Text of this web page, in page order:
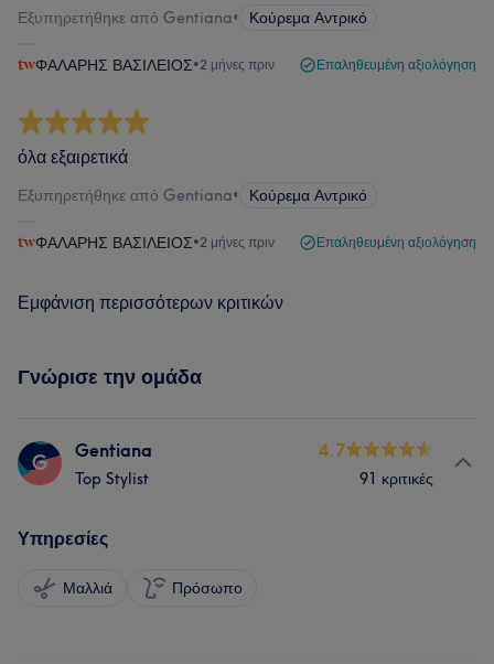
Εξυπηρετήθηκε από Gentiana• Κούρεμα Αντρικό
ΦΑΛΑΡΗΣ ΒΑΣΙΛΕΙΟΣ•2 μήνες πριν Επαληθευμένη αξιολόγηση
όλα εξαιρετικά
Εξυπηρετήθηκε από Gentiana• Κούρεμα Αντρικό
ΦΑΛΑΡΗΣ ΒΑΣΙΛΕΙΟΣ•2 μήνες πριν Επαληθευμένη αξιολόγηση
Εμφάνιση περισσότερων κριτικών
Γνώρισε την ομάδα
G Gentiana
Top Stylist
4.7
91 κριτικές
Υπηρεσίες
Μαλλιά Πρόσωπο